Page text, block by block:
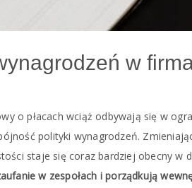
w
o płacach wciąż odbywają się w
polityki wynagrodzeń.
staje się coraz bardziej obecny w
w zespołach i porządkują